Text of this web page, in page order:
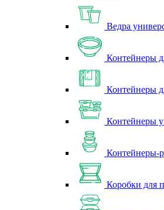
Ведра
Контейнеры
Контейнеры
Контейнеры
Контейнеры-
Коробки для